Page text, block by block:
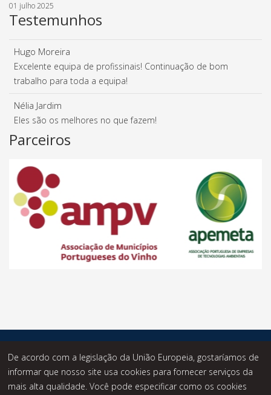
01 julho 2025
Testemunhos
Hugo Moreira
Excelente equipa de profissinais! Continuação de bom
trabalho para toda a equipa!
Nélia Jardim
Eles são os melhores no que fazem!
Parceiros
Reservados.
De acordo com a legislação da União Europeia, gostaríamos de
informar que nosso site usa cookies para fornecer serviços da
mais alta qualidade. Você pode especificar como os cookies